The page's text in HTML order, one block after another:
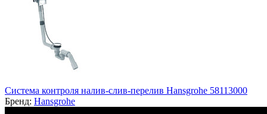
Система контроля налив-слив-перелив Hansgrohe 58113000
Бренд: Hansgrohe